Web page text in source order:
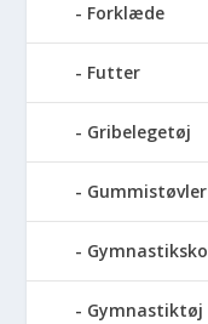
Forklæde
Futter
Gribelegetøj
Gummistøvler
Gymnastiksko
Gymnastiktøj